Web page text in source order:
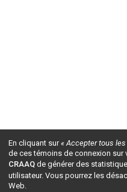
En cliquant sur« Accepter tous
de ces témoins de connexion sur
CRAAQ de générer des
utilisateur. Vous pourrez les
Web.